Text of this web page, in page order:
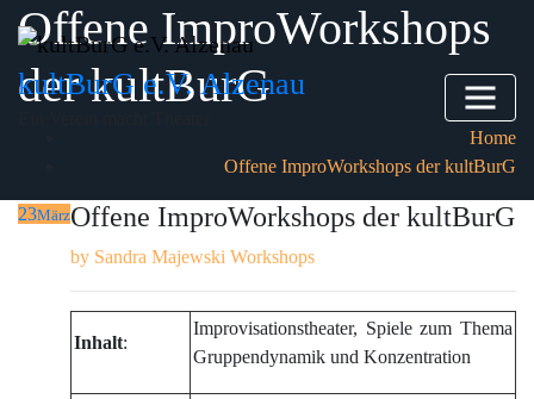
Skip
content
kultBurG e.V. Alzenau
Offene ImproWorkshops
der kultBurG
Home
Offene ImproWorkshops der kultBurG
23MärzOffene ImproWorkshops der kultBurG
by Sandra Majewski Workshops
Inhalt:
Improvisationstheater, Spiele zum Thema
Gruppendynamik und Konzentration